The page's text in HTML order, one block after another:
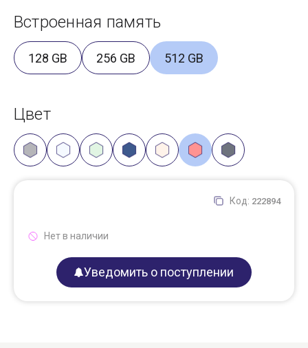
Встроенная память
128 GB 256 GB 512 GB
Цвет
Код: 222894
Нет в наличии
Уведомить о поступлении